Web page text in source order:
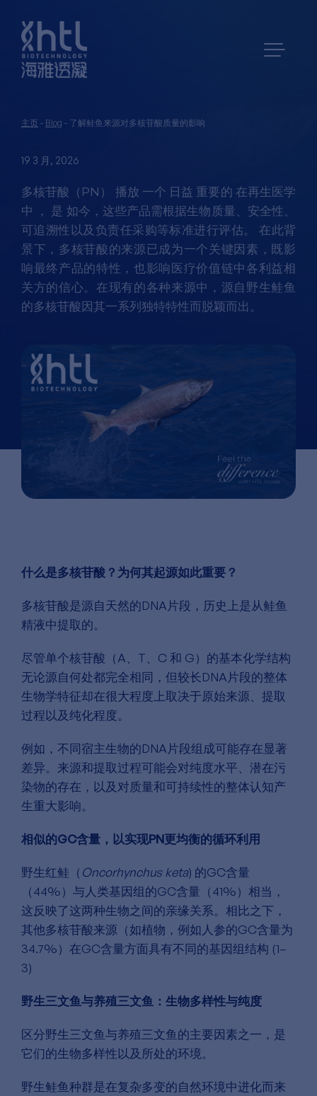
主页 - Blog - 了解鲑鱼来源对多核苷酸质量的影响
19 3 月, 2026
多核苷酸（PN） 播放 一个 日益重要的 在再生医学
中
， 是 如今，这些产品需根据生物质量、安全性、
可追溯性以及负责任采购等标准进行评估。 在此背
景下，多核苷酸的来源已成为一个关键因素，既影
响最终产品的特性，也影响医疗价值链中各利益相
关方的信心。在现有的各种来源中，源自野生鲑鱼
的多核苷酸因其一系列独特特性而脱颖而出。
什么是多核苷酸？为何其起源如此重要？
多核苷酸是源自天然的DNA片段，历史上是从鲑鱼
精液中提取的。
尽管单个核苷酸（A、T、C 和 G）的基本化学结构
无论源自何处都完全相同，但较长DNA片段的整体
生物学特征却在很大程度上取决于原始来源、提取
过程以及纯化程度。
例如，不同宿主生物的DNA片段组成可能存在显著
差异。来源和提取过程可能会对纯度水平、潜在污
染物的存在，以及对质量和可持续性的整体认知产
生重大影响。
相似的GC含量，以实现PN更均衡的循环利用
野生红鲑（ Oncorhynchus keta) 的GC含量
（44%）与人类基因组的GC含量（41%）相当，
这反映了这两种生物之间的亲缘关系。相比之下，
其他多核苷酸来源（如植物，例如人参的GC含量为
34.7%）在GC含量方面具有不同的基因组结构 (1–
3)
野生三文鱼与养殖三文鱼：生物多样性与纯度
区分野生三文鱼与养殖三文鱼的主要因素之一，是
它们的生物多样性以及所处的环境。
野生鲑鱼种群是在复杂多变的自然环境中进化而来